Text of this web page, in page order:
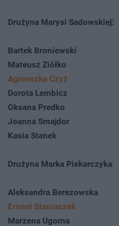
Drużyna Marysi Sadowskiej:
Bartek Broniewski
Mateusz Ziółko
Agnieszka Czyż
Dorota Lembicz
Oksana Predko
Joanna Smajdor
Kasia Stanek
Drużyna Marka Piekarczyka:
Aleksandra Berezowska
Ernest Staniaszek
Marzena Ugorna